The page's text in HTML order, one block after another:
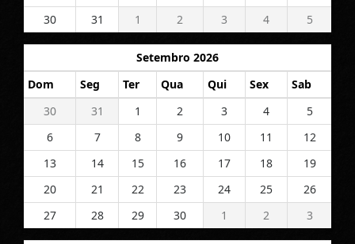
30
31 1 2 3 4 5
Setembro 2026
Dom
Seg Ter Qua Qui Sex
Sab
30
31 1 2 3 4
5
6
7 8 9 10 11
12
13
14 15 16 17 18
19
20
21 22 23 24 25
26
27
28 29 30 1 2 3